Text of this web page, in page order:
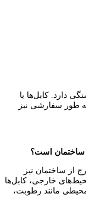
دارد. کابل‌ها با
طور سفارشی نیز
ساختمان است؟
از ساختمان نیز
خارجی، کابل‌ها
مانند رطوبت،